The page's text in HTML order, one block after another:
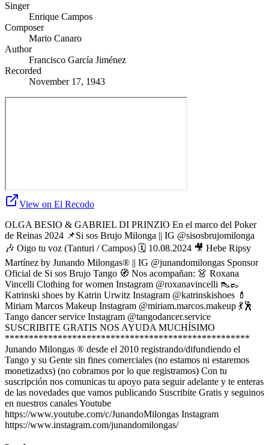
Singer
Enrique Campos
Composer
Mario Canaro
Author
Francisco García Jiménez
Recorded
November 17, 1943
View on El Recodo
OLGA BESIO & GABRIEL DI PRINZIO En el marco del Poker
de Reinas 2024 📌Si sos Brujo Milonga || IG @sisosbrujomilonga
🎶 Oigo tu voz (Tanturi / Campos) 🗓 10.08.2024 🎥 Hebe Ripsy
Martínez by Junando Milongas® || IG @junandomilongas Sponsor
Oficial de Si sos Brujo Tango 🧭 Nos acompañan: 👗 Roxana
Vincelli Clothing for women Instagram @roxanavincelli 👠👞
Katrinski shoes by Katrin Urwitz Instagram @katrinskishoes 💄
Miriam Marcos Makeup Instagram @miriam.marcos.makeup 💃🕺
Tango dancer service Instagram @tangodancer.service
SUSCRIBITE GRATIS NOS AYUDA MUCHÍSIMO
***************************************************
Junando Milongas ® desde el 2010 registrando/difundiendo el
Tango y su Gente sin fines comerciales (no estamos ni estaremos
monetizadxs) (no cobramos por lo que registramos) Con tu
suscripción nos comunicas tu apoyo para seguir adelante y te enteras
de las novedades que vamos publicando Suscribite Gratis y seguinos
en nuestros canales Youtube
https://www.youtube.com/c/JunandoMilongas Instagram
https://www.instagram.com/junandomilongas/